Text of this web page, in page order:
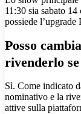
11:30 sia sabato
possiede
Posso
rivenderlo
Sì. Come indicato
nominativo e la
attive sulla